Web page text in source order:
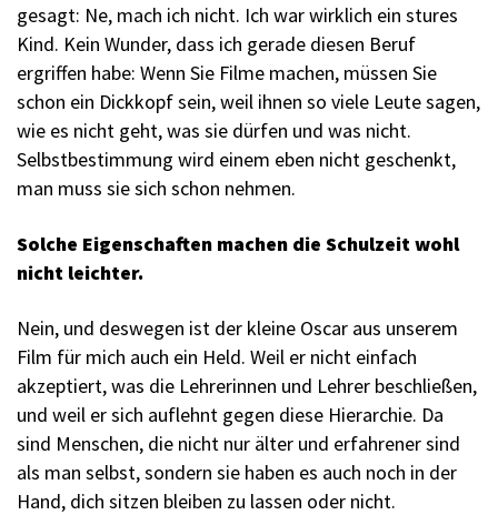
gesagt: Ne, mach ich nicht. Ich war wirklich ein stures
Kind. Kein Wunder, dass ich gerade diesen Beruf
ergriffen habe: Wenn Sie Filme machen, müssen Sie
schon ein Dickkopf sein, weil ihnen so viele Leute sagen,
wie es nicht geht, was sie dürfen und was nicht.
Selbstbestimmung wird einem eben nicht geschenkt,
man muss sie sich schon nehmen.
Solche Eigenschaften machen die Schulzeit wohl
nicht leichter.
Nein, und deswegen ist der kleine Oscar aus unserem
Film für mich auch ein Held. Weil er nicht einfach
akzeptiert, was die Lehrerinnen und Lehrer beschließen,
und weil er sich auflehnt gegen diese Hierarchie. Da
sind Menschen, die nicht nur älter und erfahrener sind
als man selbst, sondern sie haben es auch noch in der
Hand, dich sitzen bleiben zu lassen oder nicht.